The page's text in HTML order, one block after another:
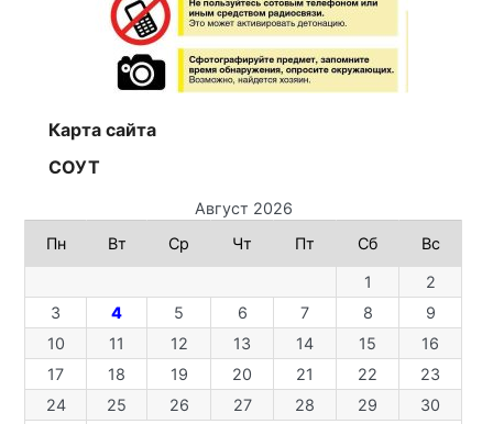
Карта сайта
СОУТ
Август 2026
Пн
Вт Ср Чт Пт Сб Вс
1
2
3
4 5 6 7 8
9
10
11 12 13 14 15
16
17
18 19 20 21 22
23
24
25 26 27 28 29
30